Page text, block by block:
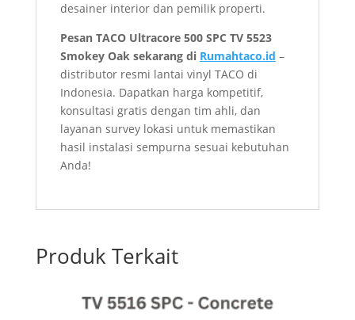
desainer interior dan pemilik properti.
Pesan TACO Ultracore 500 SPC TV 5523
Smokey Oak sekarang di Rumahtaco.id –
distributor resmi lantai vinyl TACO di
Indonesia. Dapatkan harga kompetitif,
konsultasi gratis dengan tim ahli, dan
layanan survey lokasi untuk memastikan
hasil instalasi sempurna sesuai kebutuhan
Anda!
Produk Terkait